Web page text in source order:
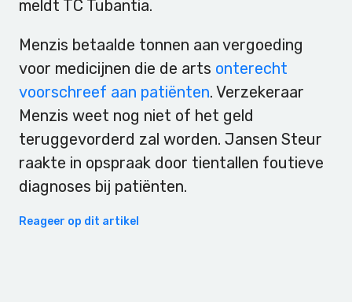
meldt TC Tubantia.
Menzis betaalde tonnen aan vergoeding
voor medicijnen die de arts onterecht
voorschreef aan patiënten. Verzekeraar
Menzis weet nog niet of het geld
teruggevorderd zal worden. Jansen Steur
raakte in opspraak door tientallen foutieve
diagnoses bij patiënten.
Reageer op dit artikel